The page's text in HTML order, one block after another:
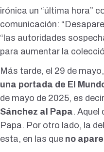
irónica un “última hora”
comunicación:
“las autoridades
para aumentar la
Más tarde, el 29 de
una portada de El
de mayo de 2025, es
Sánchez al Papa. Aquel
Papa. Por otro lado, la
esta, en las que no